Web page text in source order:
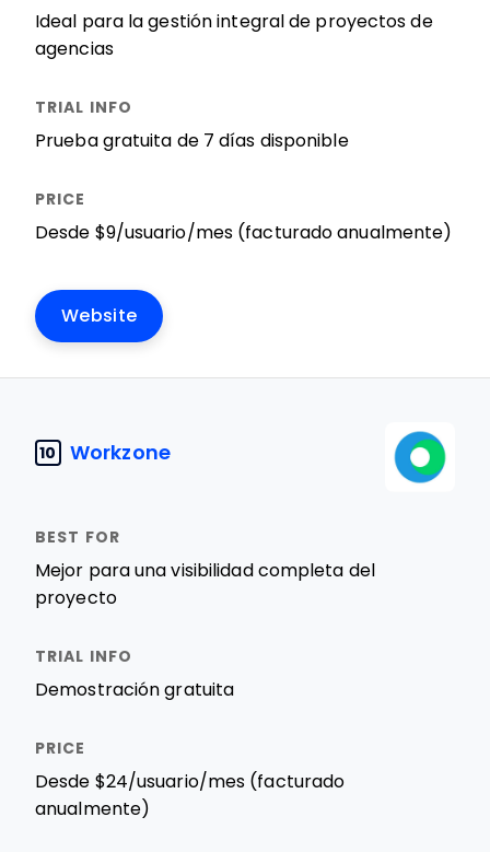
Ideal para la gestión integral de proyectos de
agencias
Prueba gratuita de 7 días disponible
Desde $9/usuario/mes (facturado anualmente)
Website
10 Workzone
Mejor para una visibilidad completa del
proyecto
Demostración gratuita
Desde $24/usuario/mes (facturado
anualmente)